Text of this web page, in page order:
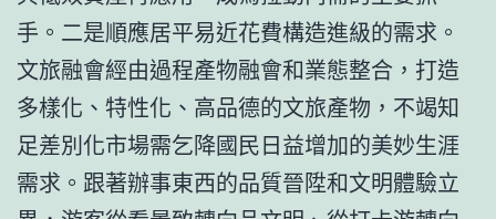
手。二是順應居平易近花費構造進級的需求。
文旅融會經由過程產物融會和業態整合，打造
多樣化、特性化、高品德的文旅產物，不竭知
足差別化市場需乞降國民日益增加的美妙生涯
需求。跟著辦事東西的品質晉陞和文明體驗立